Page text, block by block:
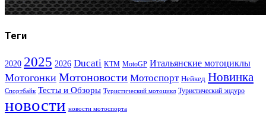
Теги
2020 2025 2026 Ducati KTM MotoGP Итальянские мотоциклы
Мотогонки Мотоновости Мотоспорт Нейкед Новинка
Спортбайк Тесты и Обзоры Туристический мотоцикл Туристический эндуро
новости новости мотоспорта